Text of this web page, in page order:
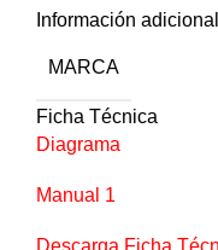
Información adicional
MARCA
Ficha Técnica
Diagrama
Manual 1
Descarga Ficha